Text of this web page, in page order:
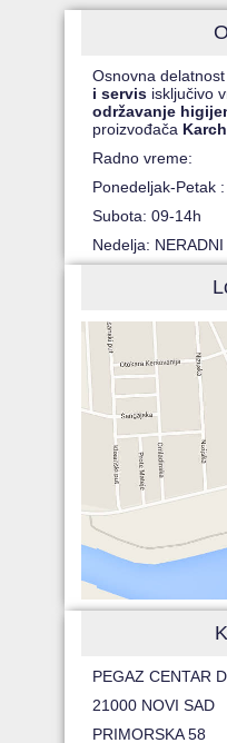
Osnovna
i servis isključivo
održavanje
proizvođača
Radno vreme:
Ponedeljak-Petak
Subota: 09-14h
Nedelja: NERADNI
PEGAZ CENTAR
21000 NOVI SAD
PRIMORSKA 58